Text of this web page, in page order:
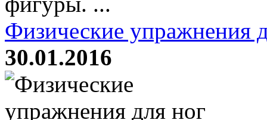
Физические упражнения
30.01.2016